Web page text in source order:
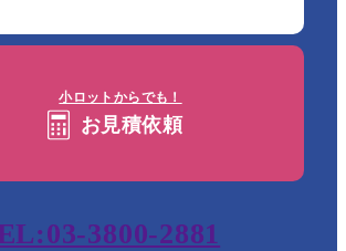
小ロットからでも！
お見積依頼
3800-2881